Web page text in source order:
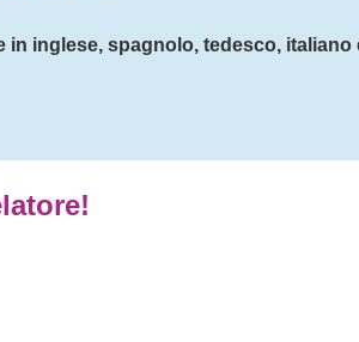
inglese, spagnolo, tedesco, italiano
mille per averci